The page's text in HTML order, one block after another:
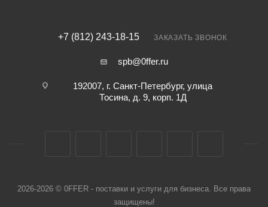
+7 (812) 243-18-15 ЗАКАЗАТЬ ЗВОНОК
spb@0ffer.ru
192007, г. Санкт-Петербург, улица
Тосина, д. 9, корп. 1Д
2026-2026 © 0FFER - поставки и услуги для бизнеса. Все права
защищены!